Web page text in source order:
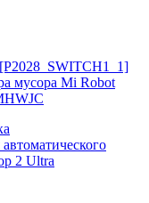
мусора Mi Robot